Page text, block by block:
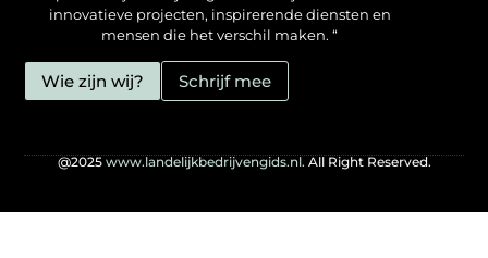
innovatieve projecten, inspirerende diensten en
mensen die het verschil maken. “
Wie zijn wij? Schrijf mee
@2025www.landelijkbedrijvengids.nl.All Right Reserved.